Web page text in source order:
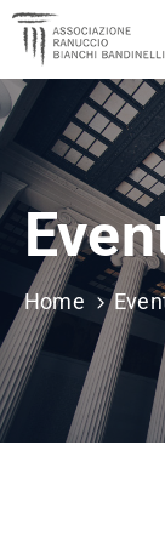
ASSOCIAZIONE
NOTIZIE
DOCUMENTI
EVENTI
PUBBLICAZIONI
CONTATTI
Home